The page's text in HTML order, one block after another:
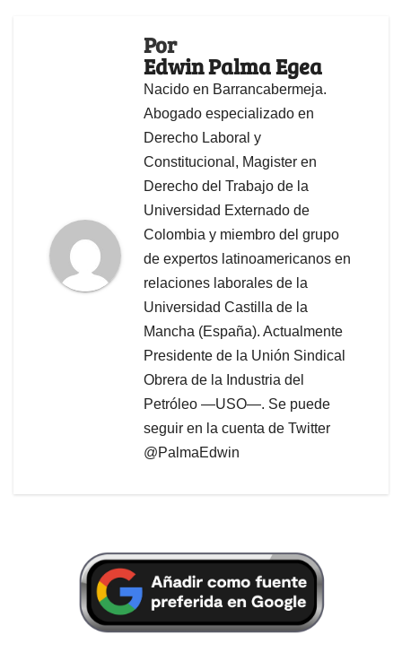
Por
Edwin Palma Egea
Nacido en Barrancabermeja.
Abogado especializado en
Derecho Laboral y
Constitucional, Magister en
Derecho del Trabajo de la
Universidad Externado de
Colombia y miembro del grupo
de expertos latinoamericanos en
relaciones laborales de la
Universidad Castilla de la
Mancha (España). Actualmente
Presidente de la Unión Sindical
Obrera de la Industria del
Petróleo —USO—. Se puede
seguir en la cuenta de Twitter
@PalmaEdwin